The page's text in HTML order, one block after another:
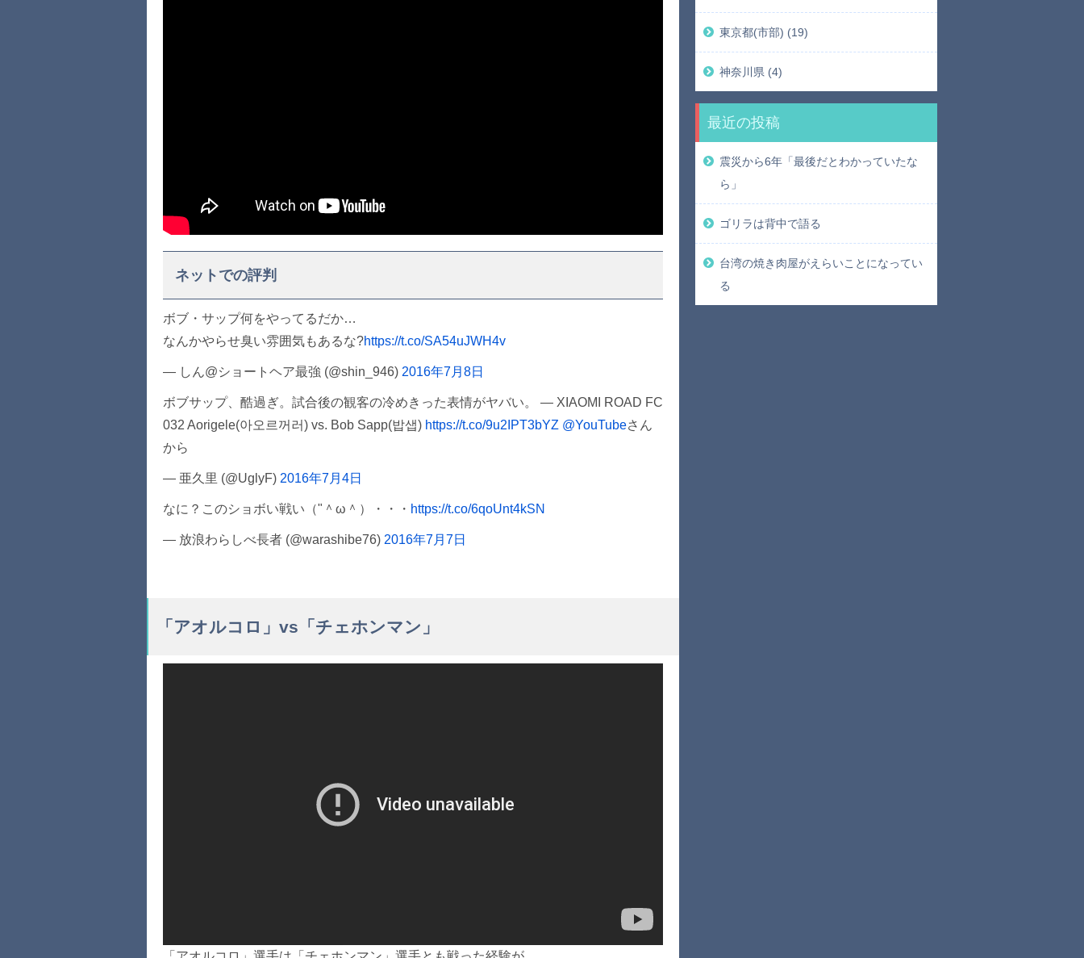
ネットでの評判
ボブ・サップ何をやってるだか…
なんかやらせ臭い雰囲気もあるな?https://t.co/SA54uJWH4v
— しん@ショートヘア最強 (@shin_946) 2016年7月8日
ボブサップ、酷過ぎ。試合後の観客の冷めきった表情がヤバい。 — XIAOMI ROAD FC
032 Aorigele(아오르꺼러) vs. Bob Sapp(밥샙) https://t.co/9u2IPT3bYZ @YouTubeさん
から
— 亜久里 (@UglyF) 2016年7月4日
なに？このショボい戦い（"＾ω＾）・・・ https://t.co/6qoUnt4kSN
— 放浪わらしべ長者 (@warashibe76) 2016年7月7日
「アオルコロ」vs「チェホンマン」
東京都(市部) (19)
神奈川県 (4)
最近の投稿
震災から6年「最後だとわかっていたな
ら」
ゴリラは背中で語る
台湾の焼き肉屋がえらいことになってい
る